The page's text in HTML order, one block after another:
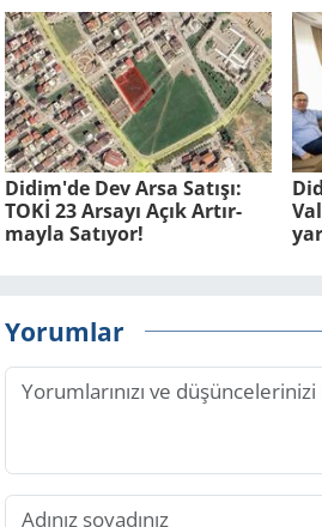
Didim'de Dev Arsa Sa­tı­şı:
TOKİ 23 Ar­sa­yı Açık Ar­tır­
may­la Sa­tı­yor!
Yorumlar